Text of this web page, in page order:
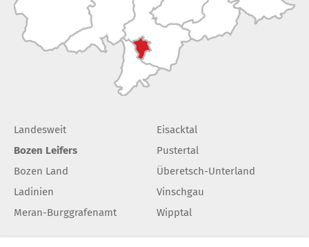
Landesweit
Bozen Leifers
Bozen Land
Ladinien
Meran-Burggrafenamt
Eisacktal
Pustertal
Überetsch-Unterland
Vinschgau
Wipptal